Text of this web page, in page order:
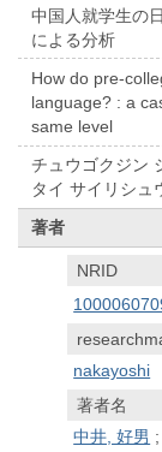
中国人就学生の
による分析
How do pre-
language? : a
same level
チュウゴクジン
タイ サイリシュ
著者
NRID
nakayoshi
著者名
中井, 好男